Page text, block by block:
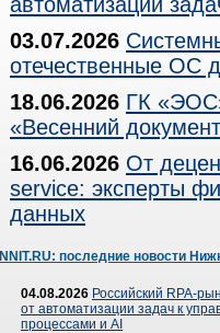
03.07.2026
отечественные ОС
18.06.2026 ГК
«Весенний
16.06.2026 От
service: эксперты
данных
NNIT.RU: последние новости
04.08.2026 Российский RPA-
от автоматизации задач к
процессами и AI